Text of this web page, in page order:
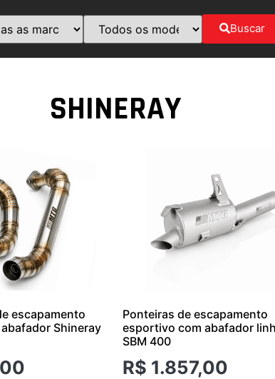
Buscar
SHINERAY
escapamento
Shineray
Ponteiras de escapamento
esportivo com abafador
SBM 400
R$ 1.857,00